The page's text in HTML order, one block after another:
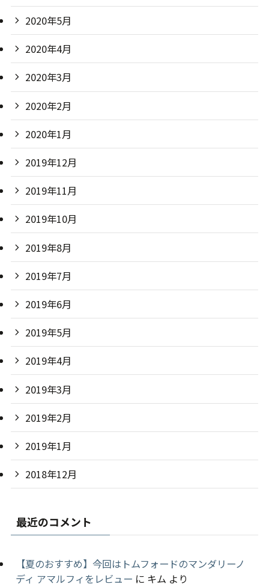
2020年5月
2020年4月
2020年3月
2020年2月
2020年1月
2019年12月
2019年11月
2019年10月
2019年8月
2019年7月
2019年6月
2019年5月
2019年4月
2019年3月
2019年2月
2019年1月
2018年12月
最近のコメント
【夏のおすすめ】今回はトムフォードのマンダリーノ
ディ アマルフィをレビュー に キム より